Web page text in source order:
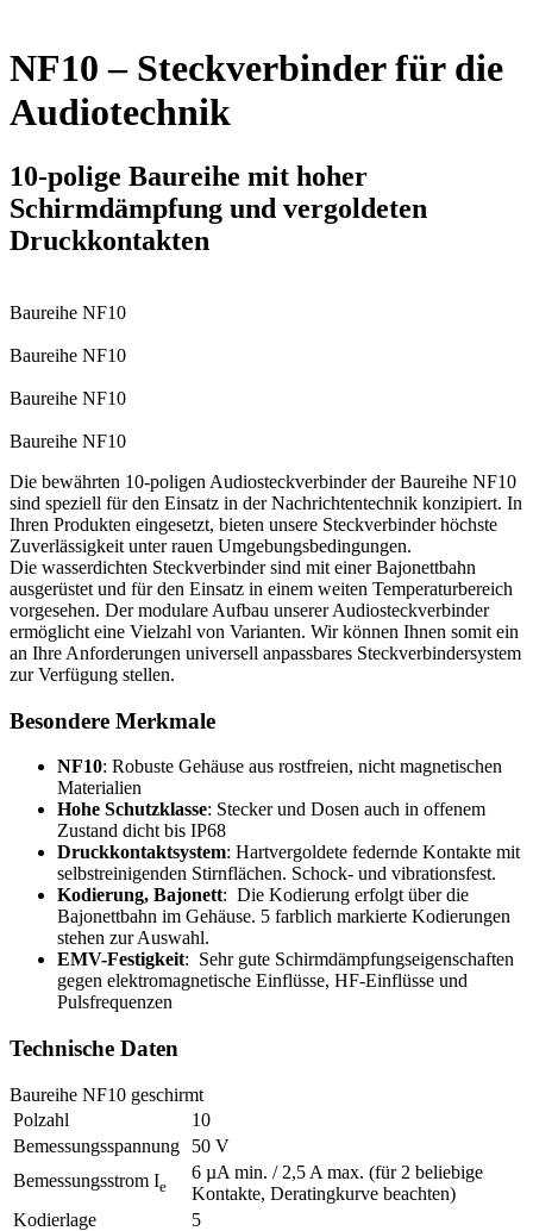
NF10 – Steckverbinder für die
Audiotechnik
10-polige Baureihe mit hoher
Schirmdämpfung und vergoldeten
Druckkontakten
Baureihe NF10
Baureihe NF10
Baureihe NF10
Baureihe NF10
Die bewährten 10-poligen Audio­steck­ver­binder der Baureihe NF10
sind speziell für den Einsatz in der Nachrichtentechnik konzipiert. In
Ihren Produkten eingesetzt, bieten unsere Steckverbinder höchste
Zuverlässigkeit unter rauen Umgebungsbedingungen.
Die wasserdichten Steckverbinder sind mit einer Bajonettbahn
ausgerüstet und für den Einsatz in einem weiten Temperaturbereich
vorgesehen. Der modulare Aufbau unserer Audiosteck­verbinder
ermöglicht eine Vielzahl von Varianten. Wir können Ihnen somit ein
an Ihre Anforderungen universell anpassbares Steckverbindersystem
zur Verfügung stellen.
Besondere Merkmale
NF10: Robuste Gehäuse aus rostfreien, nicht magnetischen
Materialien
Hohe Schutzklasse: Stecker und Dosen auch in offenem
Zustand dicht bis IP68
Druckkontaktsystem: Hartvergoldete federnde Kontakte mit
selbstreinigenden Stirnflächen. Schock- und vibrationsfest.
Kodierung, Bajonett: Die Kodierung erfolgt über die
Bajonettbahn im Gehäuse. 5 farblich markierte Kodierungen
stehen zur Auswahl.
EMV-Festigkeit: Sehr gute Schirmdämpfungseigenschaften
gegen elektromagnetische Einflüsse, HF-Einflüsse und
Pulsfrequenzen
Technische Daten
Baureihe NF10 geschirmt
Polzahl
10
Bemessungsspannung
50 V
Bemessungsstrom Ie
6 µA min. / 2,5 A max. (für 2 beliebige
Kontakte, Deratingkurve beachten)
Kodierlage
5